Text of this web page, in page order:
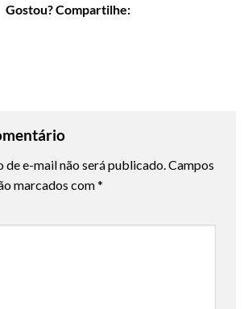
Gostou? Compartilhe:
de e-mail não será publicado.Campos
marcados com*